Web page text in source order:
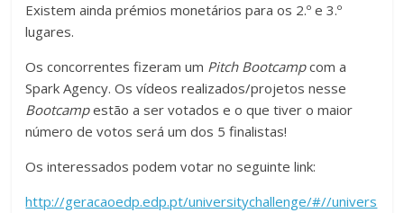
Existem ainda prémios monetários para os 2.º e 3.º
lugares.
Os concorrentes fizeram um Pitch Bootcampcom a
Spark Agency. Os vídeos realizados/projetos nesse
Bootcampestão a ser votados e o que tiver o maior
número de votos será um dos 5 finalistas!
Os interessados podem votar no seguinte link:
http://geracaoedp.edp.pt/universitychallenge/#//univers